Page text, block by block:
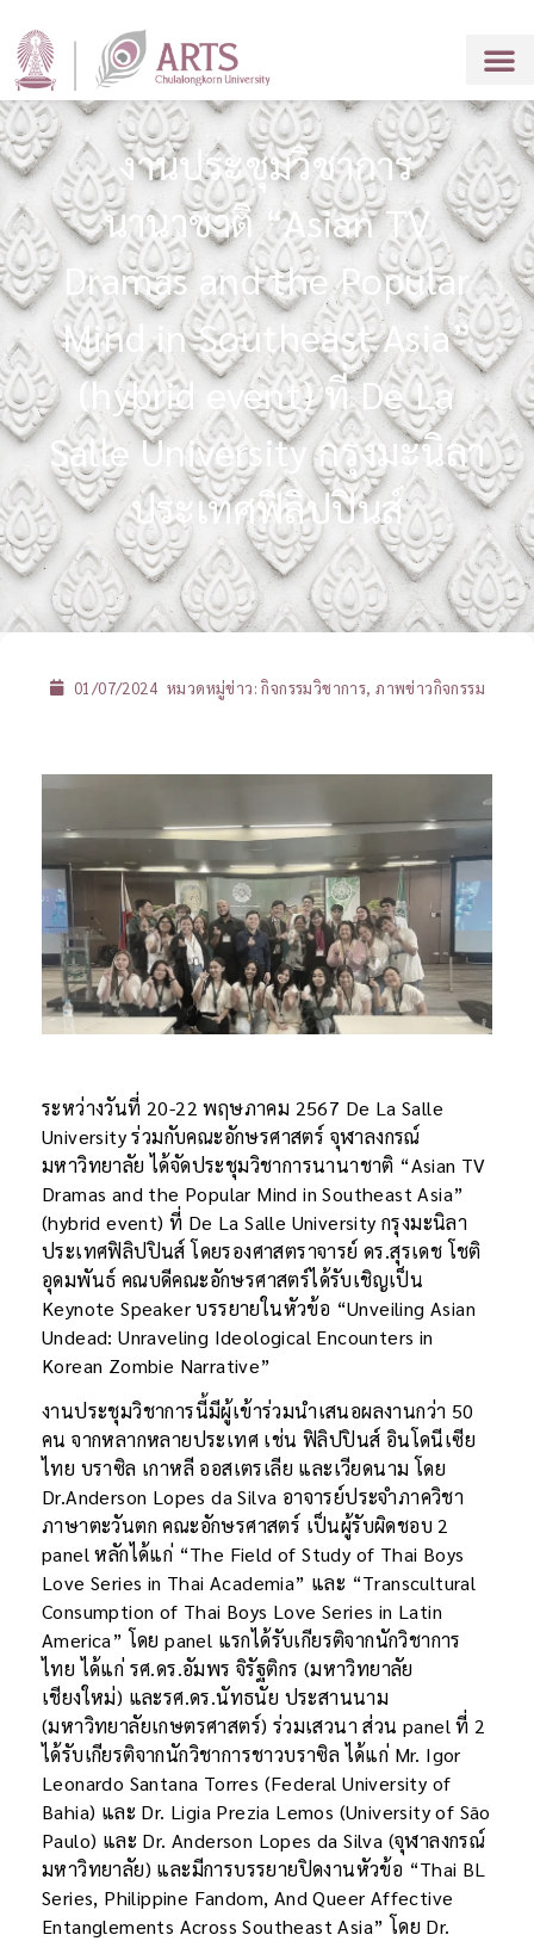
งานประชุมวิชาการ
นานาชาติ “Asian TV
Dramas and the Popular
Mind in Southeast Asia”
(hybrid event) ที่ De La
Salle University กรุงมะนิลา
ประเทศฟิลิปปินส์
01/07/2024 หมวดหมู่ข่าว:กิจกรรมวิชาการ,ภาพข่าวกิจกรรม
ระหว่างวันที่ 20-22 พฤษภาคม 2567 De La Salle
University ร่วมกับคณะอักษรศาสตร์ จุฬาลงกรณ์
มหาวิทยาลัย ได้จัดประชุมวิชาการนานาชาติ “Asian TV
Dramas and the Popular Mind in Southeast Asia”
(hybrid event) ที่ De La Salle University กรุงมะนิลา
ประเทศฟิลิปปินส์ โดยรองศาสตราจารย์ ดร.สุรเดช โชติ
อุดมพันธ์ คณบดีคณะอักษรศาสตร์ได้รับเชิญเป็น
Keynote Speaker บรรยายในหัวข้อ “Unveiling Asian
Undead: Unraveling Ideological Encounters in
Korean Zombie Narrative”
งานประชุมวิชาการนี้มีผู้เข้าร่วมนำเสนอผลงานกว่า 50
คน จากหลากหลายประเทศ เช่น ฟิลิปปินส์ อินโดนีเซีย
ไทย บราซิล เกาหลี ออสเตรเลีย และเวียดนาม โดย
Dr.Anderson Lopes da Silva อาจารย์ประจำภาควิชา
ภาษาตะวันตก คณะอักษรศาสตร์ เป็นผู้รับผิดชอบ 2
panel หลักได้แก่ “The Field of Study of Thai Boys
Love Series in Thai Academia” และ “Transcultural
Consumption of Thai Boys Love Series in Latin
America” โดย panel แรกได้รับเกียรติจากนักวิชาการ
ไทย ได้แก่ รศ.ดร.อัมพร จิรัฐติกร (มหาวิทยาลัย
เชียงใหม่) และรศ.ดร.นัทธนัย ประสานนาม
(มหาวิทยาลัยเกษตรศาสตร์) ร่วมเสวนา ส่วน panel ที่ 2
ได้รับเกียรติจากนักวิชาการชาวบราซิล ได้แก่ Mr. Igor
Leonardo Santana Torres (Federal University of
Bahia) และ Dr. Ligia Prezia Lemos (University of São
Paulo) และ Dr. Anderson Lopes da Silva (จุฬาลงกรณ์
มหาวิทยาลัย) และมีการบรรยายปิดงานหัวข้อ “Thai BL
Series, Philippine Fandom, And Queer Affective
Entanglements Across Southeast Asia” โดย Dr.